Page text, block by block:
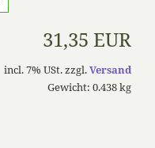
31,35 EUR
incl. 7% USt. zzgl.Versand
Gewicht: 0.438 kg